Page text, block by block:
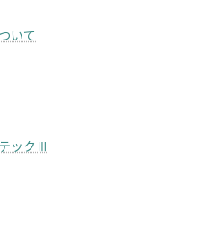
いて
ックⅢ